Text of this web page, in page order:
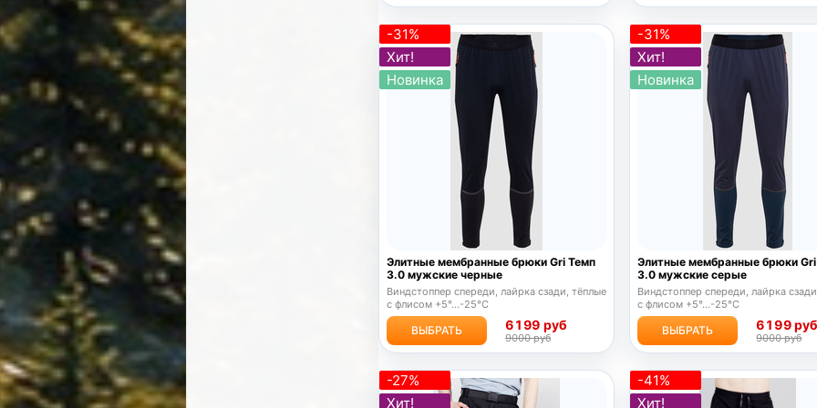
-31%
Хит!
Новинка
Элитные мембранные брюки Gri Темп
3.0 мужские черные
Виндстоппер спереди, лайрка сзади, тёплые
с флисом +5°...-25°C
ВЫБРАТЬ 6199 руб
9000 руб
-31%
Хит!
Новинка
Элитные мембранные брюки
3.0 мужские серые
Виндстоппер спереди, лайрка
с флисом +5°...-25°C
ВЫБРАТЬ 6199 руб
9000 руб
-27%
Хит!
-41%
Хит!